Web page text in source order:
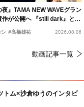
夜』TAMA NEW WAVEグラン
作が公開へ 『still dark』と同
シ #髙橋雄祐 2026.08.06
動画記事一覧
トム×沙倉ゆうのインタビ